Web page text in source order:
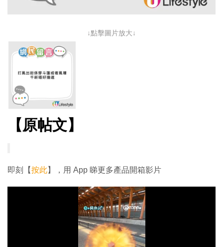
↓點擊圖片放大↓
【原帖文】
即刻【按此】，用 App 睇更多產品開箱影片